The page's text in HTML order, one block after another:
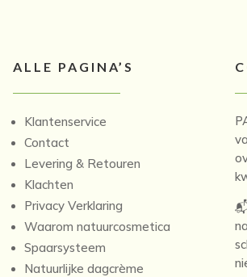
ALLE PAGINA’S
Klantenservice
Contact
Levering & Retouren
Klachten
Privacy Verklaring
Waarom natuurcosmetica
Spaarsysteem
Natuurlijke dagcrème